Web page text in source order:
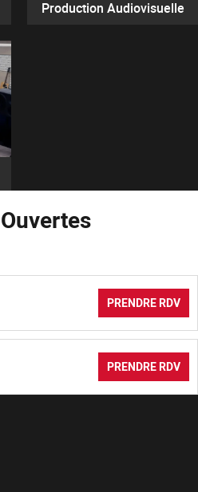
Production Audiovisuelle
PRENDRE RDV
PRENDRE RDV